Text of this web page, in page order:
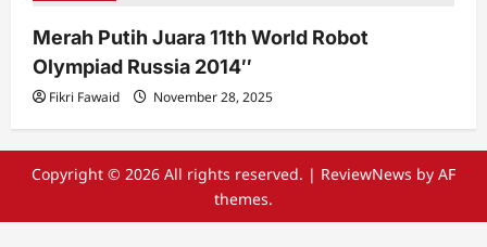
Merah Putih Juara 11th World Robot
Olympiad Russia 2014″
Fikri Fawaid November 28, 2025
Copyright © 2026 All rights reserved. | ReviewNews by AF
themes.